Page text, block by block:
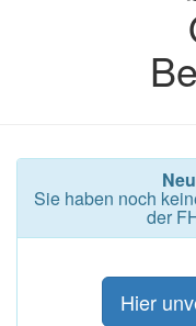
Sie haben noch
der
Hier